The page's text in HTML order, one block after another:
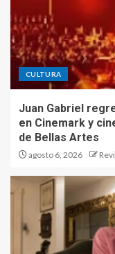
CULTURA
Juan Gabriel
en Cinemark y
de Bellas Artes
agosto 6, 2026